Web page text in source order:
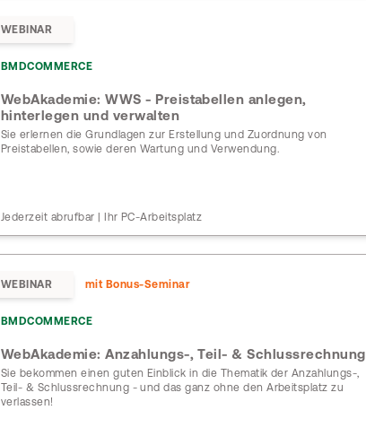
WEBINAR
BMDCOMMERCE
WebAkademie: WWS - Preistabellen anlegen,
hinterlegen und verwalten
Sie erlernen die Grundlagen zur Erstellung und Zuordnung von
Preistabellen, sowie deren Wartung und Verwendung.
Jederzeit abrufbar | Ihr PC-Arbeitsplatz
WEBINAR mit Bonus-Seminar
BMDCOMMERCE
WebAkademie: Anzahlungs-, Teil- & Schlussrechnung
Sie bekommen einen guten Einblick in die Thematik der Anzahlungs-,
Teil- & Schlussrechnung - und das ganz ohne den Arbeitsplatz zu
verlassen!